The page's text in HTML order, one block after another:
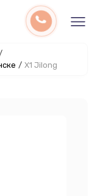
/ X1 Jilong